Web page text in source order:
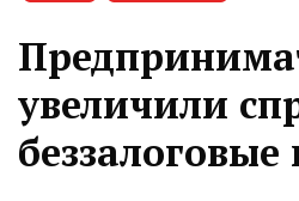
увеличили